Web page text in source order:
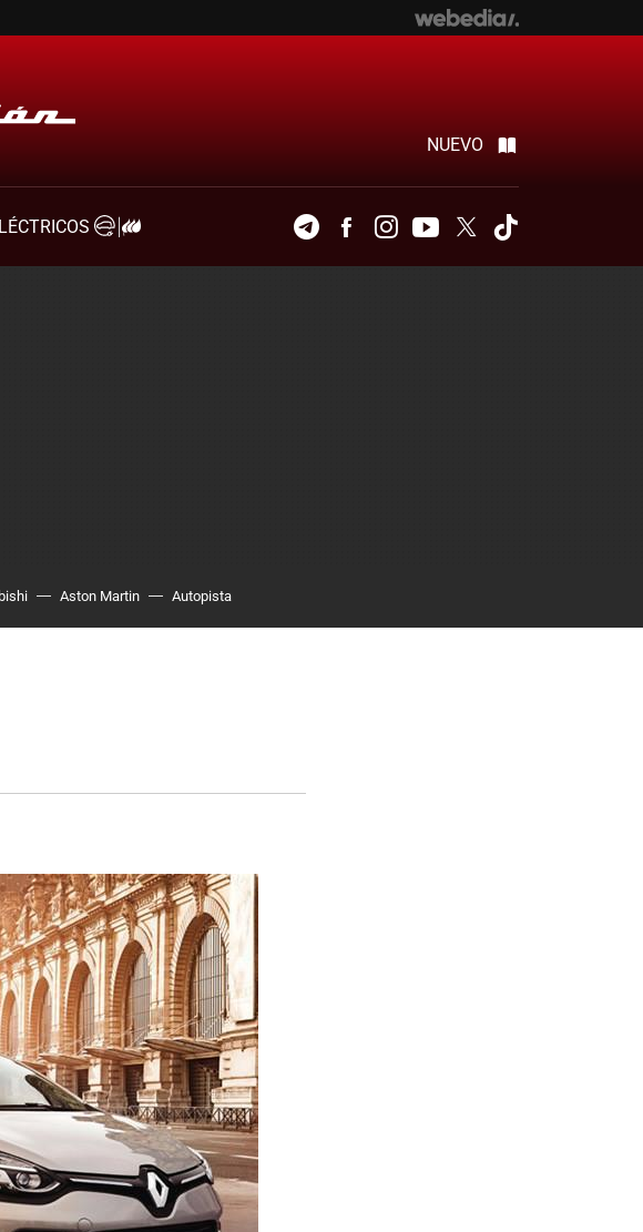
NUEVO
TelegramFacebookInstagramYoutubeTwitter
Aston Martin Autopista